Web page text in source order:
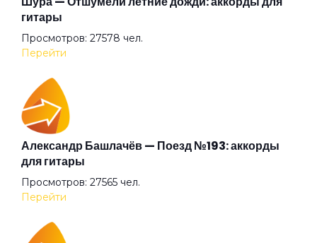
Говорит и показывает
Граф "Д"
Дай себя сорвать
Два великана
гитары
Просмотров: 27578 чел.
Перейти
Александр Башлачёв — Поезд №193: аккорды
для гитары
Просмотров: 27565 чел.
Перейти